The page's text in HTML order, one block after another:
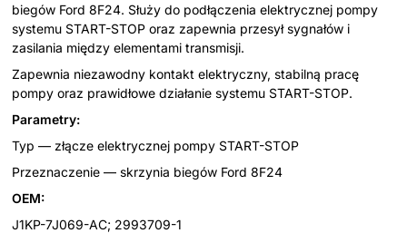
biegów Ford 8F24. Służy do podłączenia elektrycznej pompy
systemu START-STOP oraz zapewnia przesył sygnałów i
zasilania między elementami transmisji.
Zapewnia niezawodny kontakt elektryczny, stabilną pracę
pompy oraz prawidłowe działanie systemu START-STOP.
Parametry:
Typ — złącze elektrycznej pompy START-STOP
Przeznaczenie — skrzynia biegów Ford 8F24
OEM:
J1KP-7J069-AC; 2993709-1